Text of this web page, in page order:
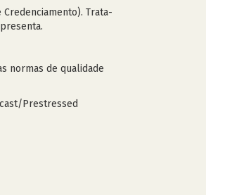
Trata-
normas de qualidade
Prestressed